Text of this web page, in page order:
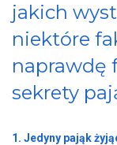
jakich
niektóre
naprawdę
sekrety
1. Jedyny pająk